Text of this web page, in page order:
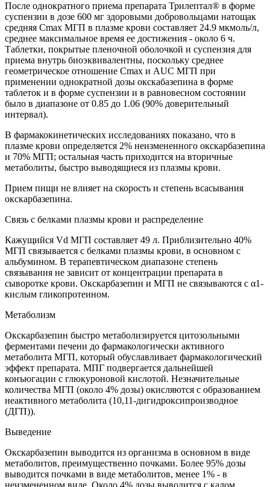
После однократного приема препарата Трилептал® в форме
суспензии в дозе 600 мг здоровыми добровольцами натощак
средняя Сmax МГП в плазме крови составляет 24.9 мкмоль/л,
среднее максимальное время ее достижения - около 6 ч.
Таблетки, покрытые пленочной оболочкой и суспензия для
приема внутрь биоэквивалентны, поскольку среднее
геометрическое отношение Сmax и AUC МГП при
применении однократной дозы окскабазепина в форме
таблеток и в форме суспензии и в равновесном состоянии
было в диапазоне от 0.85 до 1.06 (90% доверительный
интервал).
В фармакокинетических исследованиях показано, что в
плазме крови определяется 2% неизмененного окскарбазепина
и 70% МГП; остальная часть приходится на вторичные
метаболиты, быстро выводящиеся из плазмы крови.
Прием пищи не влияет на скорость и степень всасывания
окскарбазепина.
Связь с белками плазмы крови и распределение
Кажущийся Vd МГП составляет 49 л. Приблизительно 40%
МГП связывается с белками плазмы крови, в основном с
альбумином. В терапевтическом диапазоне степень
связывания не зависит от концентрации препарата в
сыворотке крови. Окскарбазепин и МГП не связываются с α1-
кислым гликопротеином.
Метаболизм
Окскарбазепин быстро метаболизируется цитозольными
ферментами печени до фармакологически активного
метаболита МГП, который обуславливает фармакологический
эффект препарата. МПГ подвергается дальнейшей
конъюгации с глюкуроновой кислотой. Незначительные
количества МГП (около 4% дозы) окисляются с образованием
неактивного метаболита (10,11-дигидроксипроизводное
(ДГП)).
Выведение
Окскарбазепин выводится из организма в основном в виде
метаболитов, преимущественно почками. Более 95% дозы
выводится почками в виде метаболитов, менее 1% - в